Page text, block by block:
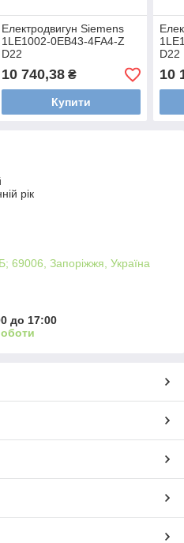
Електродвигун Siemens
1LE1002-0EB43-4FA4-Z
D22
10 740,38₴
Купити
D22
10
рік
69006, Запоріжжя, Україна
до 17:00